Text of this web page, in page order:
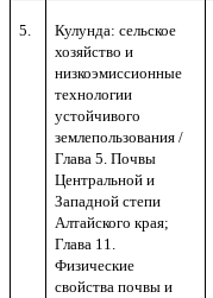
5.
Кулунда: сельское
хозяйство и
низкоэмиссионные
технологии
устойчивого
землепользования /
Глава 5. Почвы
Центральной и
Западной степи
Алтайского края;
Глава 11.
Физические
свойства почвы и